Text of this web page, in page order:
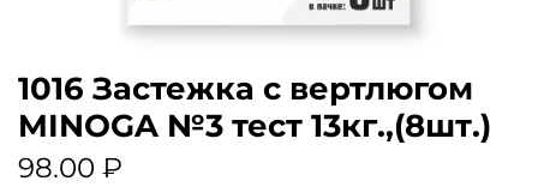
1016 Застежка с вертлюгом
MINOGA №3 тест 13кг.,(8шт.)
98.00 ₽